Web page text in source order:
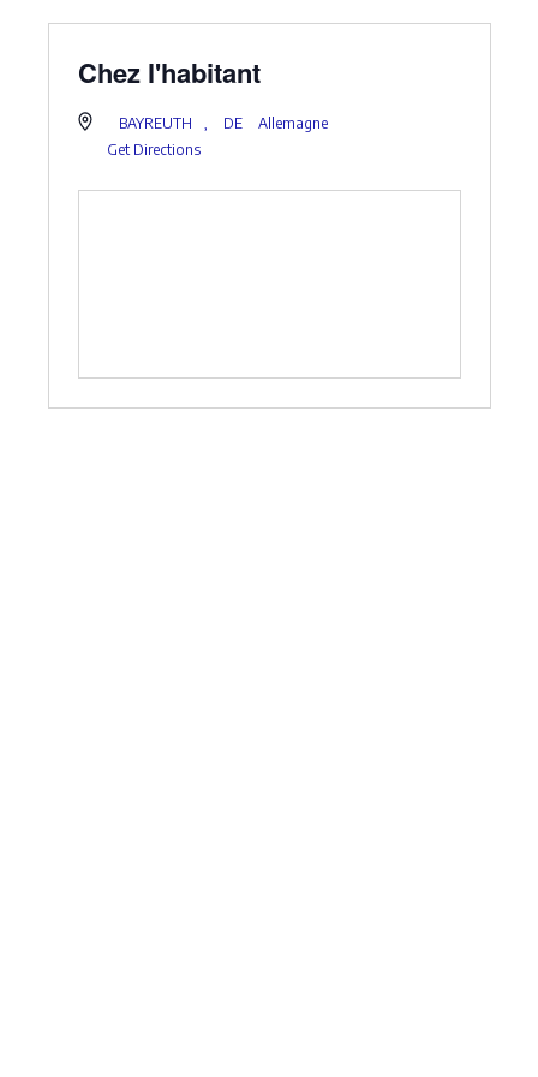
Chez l'habitant
BAYREUTH , DE
Allemagne
Get Directions